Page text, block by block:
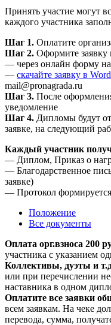
Принять участие могут
каждого участника
Шаг 1. Оплатите
Шаг 2. Оформите заявку
— через онлайн форму
— скачайте заявку в Word
mail@pronagrada.ru
Шаг 3. После
уведомление
Шаг 4. Дипломы будут
заявке, на следующий
Каждый участник
— Диплом, Приказ о
— Благодарственное
заявке)
— Протокол
Положение
Все документы
Оплата орг.взноса 200
участника с указанием
Коллективы, дуэты и
или при перечислении
наставника в одном
Оплатите все заявки
всем заявкам. На чеке
перевода, сумма,